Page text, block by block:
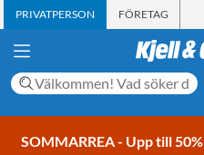
PRIVATPERSON FÖRETAG
SOMMARREA - Upp till 50%